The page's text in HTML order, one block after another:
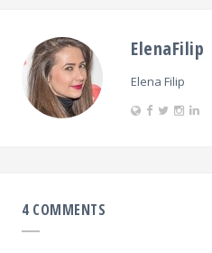
ElenaFilip
Elena Filip
4 COMMENTS